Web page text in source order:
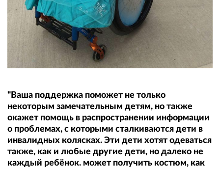
"Ваша поддержка поможет не только
некоторым замечательным детям, но также
окажет помощь в распространении информации
о проблемах, с которыми сталкиваются дети в
инвалидных колясках. Эти дети хотят одеваться
также, как и любые другие дети, но далеко не
каждый ребёнок. может получить костюм, как